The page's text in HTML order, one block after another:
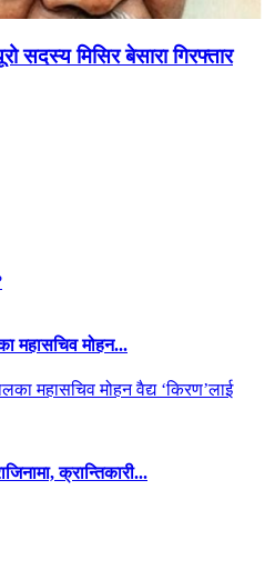
सदस्य मिसिर बेसारा गिरफ्तार
महासचिव मोहन...
क्रान्तिकारी...